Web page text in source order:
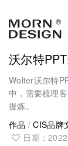
沃尔特
Wolter沃尔特
中，需要梳理
提炼。
作品 /CIS品牌
日期：